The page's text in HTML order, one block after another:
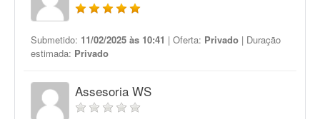
Submetido: 11/02/2025 às 10:41 | Oferta: Privado | Duração
estimada: Privado
Assesoria WS